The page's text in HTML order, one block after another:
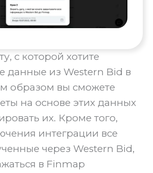
с которой хотите
данные из Western Bid в
образом вы сможете
на основе этих данных
их. Кроме того,
интеграции все
через Western Bid,
в Finmap